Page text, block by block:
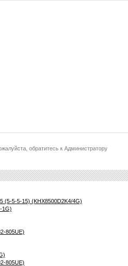
обратитесь к Администратору
(5-5-5-15) (KHX8500D2K4/4G)
1G)
805UE)
805UE)